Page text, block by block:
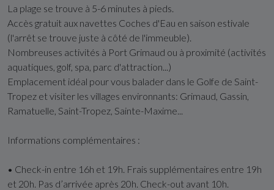
La plage se trouve à 5-6 minutes à pieds.
Accès gratuit aux navettes Coches d'Eau en saison estivale
(l'arrêt se trouve juste à côté de l'immeuble).
Nombreuses activités à Port Grimaud ou à proximité (activités
aquatiques, golf, spa, parc d'attraction...)
Emplacement idéal pour vous balader dans le Golfe de Saint-
Tropez et visiter les villages environnants: Grimaud, Gassin,
Ramatuelle, Saint-Tropez, Sainte-Maxime...
Informations complémentaires :
• Check-in entre 16h et 19h. Frais supplémentaires entre 19h
et 20h. Pas d’arrivée après 20h. Check-out avant 10h.